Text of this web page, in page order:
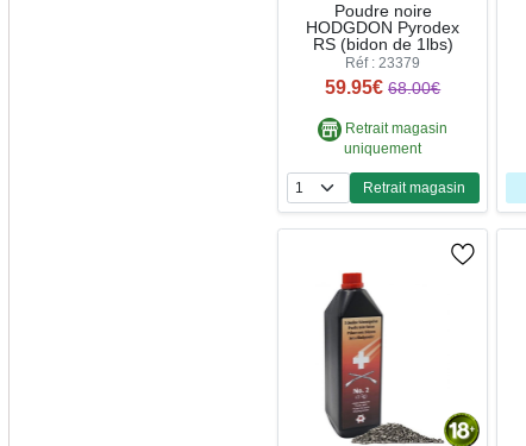
Poudre noire
HODGDON Pyrodex
RS (bidon de 1lbs)
Réf : 23379
59.95€ 68.00€
Retrait magasin
uniquement
Quantité
Retrait magasin